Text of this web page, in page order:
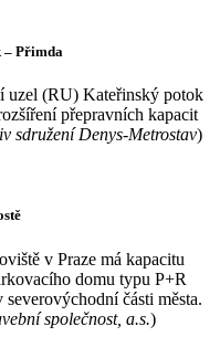
– Přimda
(RU) Kateřinský potok
přepravních kapacit
sdružení Denys-Metrostav)
v Praze má kapacitu
domu typu P+R
části města.
společnost, a.s.)